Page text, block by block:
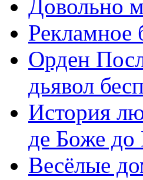
Довольно
Рекламное
Орден
дьявол
История
де Боже
Весёлые